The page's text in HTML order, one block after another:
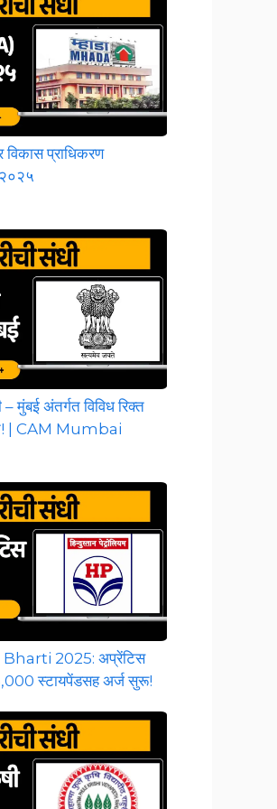
विकास प्राधिकरण
– मुंबई अंतर्गत विविध रिक्त
| CAM Mumbai
2025: अप्रेंटिस
स्टायपेंडसह अर्ज सुरू!